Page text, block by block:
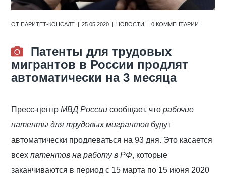
ОТПАРИТЕТ-КОНСАЛТ 25.05.2020 НОВОСТИ 0 КОММЕНТАРИИ
Патенты для трудовых
мигрантов в России продлят
автоматически на 3 месяца
Пресс-центрМВД России сообщает, чторабочие
патенты для трудовых мигрантов будут
автоматически продлеваться на 93 дня. Это касается
всехпатентов на работу в РФ, которые
заканчиваются в период с 15 марта по 15 июня 2020